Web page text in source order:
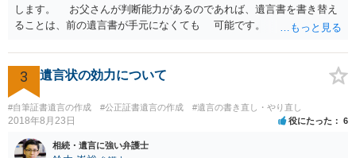
します。 お父さんが判断能力があるのであれば、遺言書を書き替え
ることは、前の遺言書が手元になくても 可能です。 将来遺言の効
してもらって 診断書を取得して、公証役場へ行って公正証書遺言を
作成するのがよいと思います。 将来争われることが見込まれること
から、弁護士に依頼して手続きを進めた方がよいと思います。
3 遺言状の効力について
#自筆証書遺言の作成 #公正証書遺言の作成 #遺言の書き直し・やり直し
2018年8月23日 役にたった 6
相続・遺言に強い弁護士